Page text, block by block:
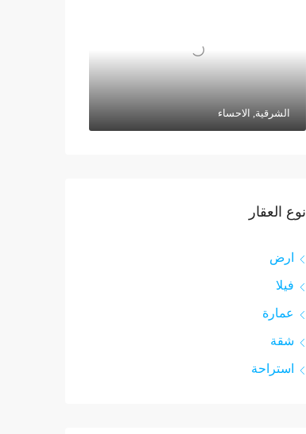
الشرقية, الاحساء
نوع العقار
ارض
فيلا
عمارة
شقة
استراحة